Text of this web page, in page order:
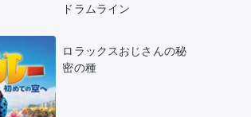
ドラムライン
ロラックスおじさんの秘
密の種